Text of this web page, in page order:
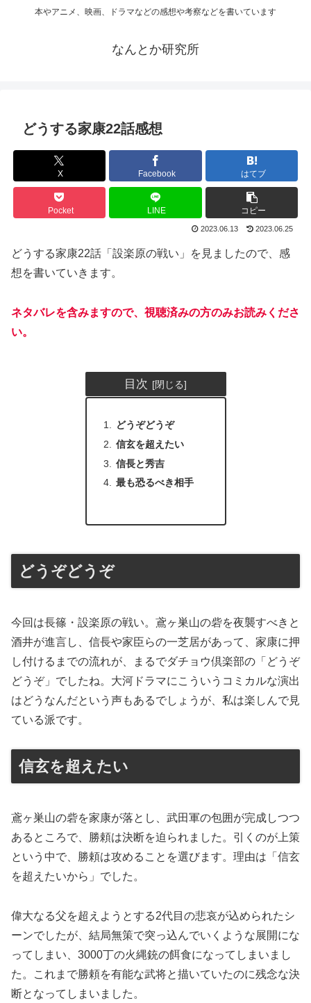
本やアニメ、映画、ドラマなどの感想や考察などを書いています
なんとか研究所
どうする家康22話感想
X Facebook はてブ
Pocket LINE コピー
2023.06.13 2023.06.25
どうする家康22話「設楽原の戦い」を見ましたので、感
想を書いていきます。
ネタバレを含みますので、視聴済みの方のみお読みくださ
い。
目次
どうぞどうぞ
信玄を超えたい
信長と秀吉
最も恐るべき相手
どうぞどうぞ
今回は長篠・設楽原の戦い。鳶ヶ巣山の砦を夜襲すべきと
酒井が進言し、信長や家臣らの一芝居があって、家康に押
し付けるまでの流れが、まるでダチョウ倶楽部の「どうぞ
どうぞ」でしたね。大河ドラマにこういうコミカルな演出
はどうなんだという声もあるでしょうが、私は楽しんで見
ている派です。
信玄を超えたい
鳶ヶ巣山の砦を家康が落とし、武田軍の包囲が完成しつつ
あるところで、勝頼は決断を迫られました。引くのが上策
という中で、勝頼は攻めることを選びます。理由は「信玄
を超えたいから」でした。
偉大なる父を超えようとする2代目の悲哀が込められたシ
ーンでしたが、結局無策で突っ込んでいくような展開にな
ってしまい、3000丁の火縄銃の餌食になってしまいまし
た。これまで勝頼を有能な武将と描いていたのに残念な決
断となってしまいました。